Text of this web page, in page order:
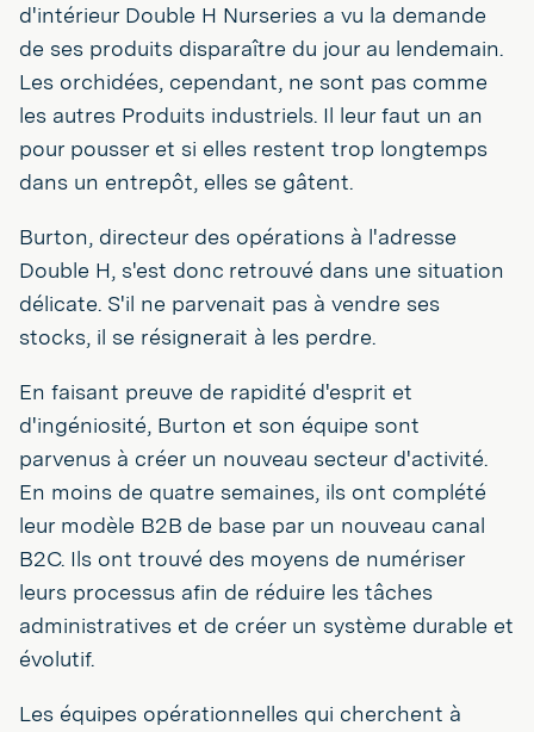
d'intérieur Double H Nurseries a vu la demande
de ses produits disparaître du jour au lendemain.
Les orchidées, cependant, ne sont pas comme
les autres Produits industriels. Il leur faut un an
pour pousser et si elles restent trop longtemps
dans un entrepôt, elles se gâtent.
Burton, directeur des opérations à l'adresse
Double H, s'est donc retrouvé dans une situation
délicate. S'il ne parvenait pas à vendre ses
stocks, il se résignerait à les perdre.
En faisant preuve de rapidité d'esprit et
d'ingéniosité, Burton et son équipe sont
parvenus à créer un nouveau secteur d'activité.
En moins de quatre semaines, ils ont complété
leur modèle B2B de base par un nouveau canal
B2C. Ils ont trouvé des moyens de numériser
leurs processus afin de réduire les tâches
administratives et de créer un système durable et
évolutif.
Les équipes opérationnelles qui cherchent à